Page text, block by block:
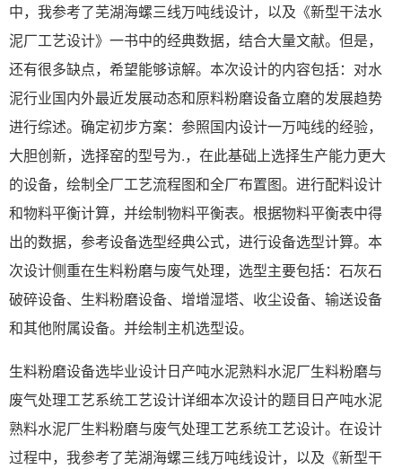
中，我参考了芜湖海螺三线万吨线设计，以及《新型干法水
泥厂工艺设计》一书中的经典数据，结合大量文献。但是，
还有很多缺点，希望能够谅解。本次设计的内容包括：对水
泥行业国内外最近发展动态和原料粉磨设备立磨的发展趋势
进行综述。确定初步方案：参照国内设计一万吨线的经验，
大胆创新，选择窑的型号为.，在此基础上选择生产能力更大
的设备，绘制全厂工艺流程图和全厂布置图。进行配料设计
和物料平衡计算，并绘制物料平衡表。根据物料平衡表中得
出的数据，参考设备选型经典公式，进行设备选型计算。本
次设计侧重在生料粉磨与废气处理，选型主要包括：石灰石
破碎设备、生料粉磨设备、增增湿塔、收尘设备、输送设备
和其他附属设备。并绘制主机选型设。
生料粉磨设备选毕业设计日产吨水泥熟料水泥厂生料粉磨与
废气处理工艺系统工艺设计详细本次设计的题目日产吨水泥
熟料水泥厂生料粉磨与废气处理工艺系统工艺设计。在设计
过程中，我参考了芜湖海螺三线万吨线设计，以及《新型干